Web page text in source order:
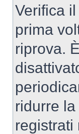
Verifica
prima
riprova.
ridurre
registrati